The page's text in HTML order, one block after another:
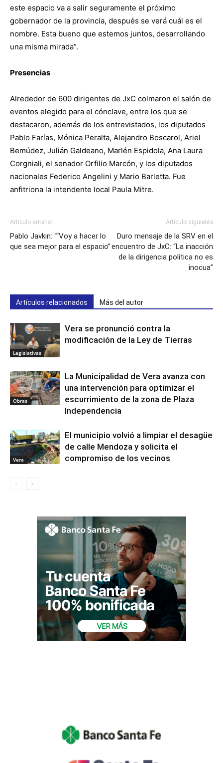
este espacio va a salir seguramente el próximo
gobernador de la provincia, después se verá cuál es el
nombre. Esta bueno que estemos juntos, desarrollando
una misma mirada”.
Presencias
Alrededor de 600 dirigentes de JxC colmaron el salón de
eventos elegido para el cónclave, entre los que se
destacaron, además de los entrevistados, los diputados
Pablo Farías, Mónica Peralta, Alejandro Boscarol, Ariel
Bemúdez, Julián Galdeano, Marlén Espidola, Ana Laura
Corgniali, el senador Orfilio Marcón, y los diputados
nacionales Federico Angelini y Mario Barletta. Fue
anfitriona la intendente local Paula Mitre.
Artículo anterior
Pablo Javkin: ““Voy a hacer lo
que sea mejor para el espacio”
Artículo siguiente
Duro mensaje de la SRV en el
encuentro de JxC: “La inacción
de la dirigencia política no es
inocua”
Artículos relacionados Más del autor
Legislativas
Vera se pronunció contra la
modificación de la Ley de Tierras
Obras
La Municipalidad de Vera avanza con
una intervención para optimizar el
escurrimiento de la zona de Plaza
Independencia
Vera
El municipio volvió a limpiar el desagüe
de calle Mendoza y solicita el
compromiso de los vecinos